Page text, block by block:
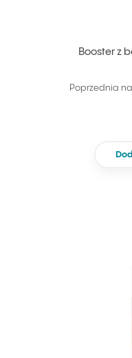
Booster z
Poprzednia